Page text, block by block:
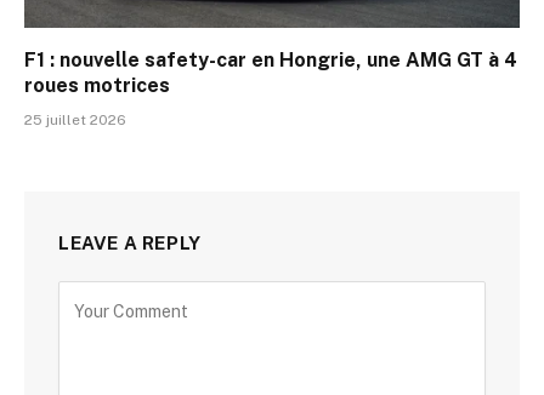
F1 : nouvelle safety-car en Hongrie, une AMG GT à 4
roues motrices
25 juillet 2026
LEAVE A REPLY